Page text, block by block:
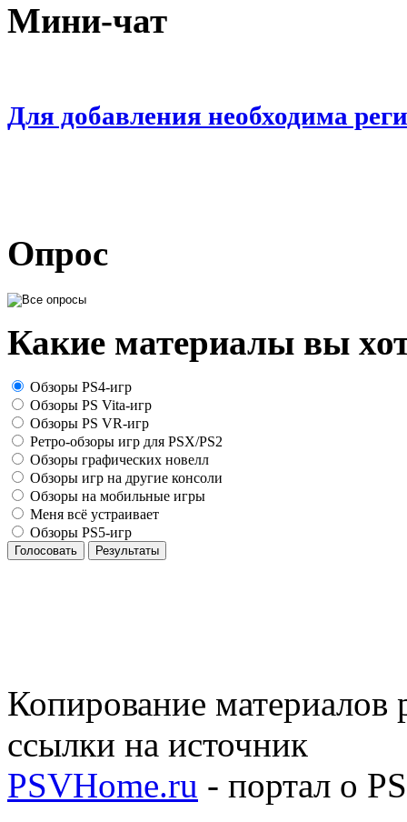
Мини-чат
Для добавления необходима
Опрос
Какие материалы вы
Обзоры PS4-игр
Обзоры PS Vita-игр
Обзоры PS VR-игр
Ретро-обзоры игр для PSX/PS2
Обзоры графических новелл
Обзоры игр на другие консоли
Обзоры на мобильные игры
Меня всё устраивает
Обзоры PS5-игр
Голосовать Результаты
Копирование материалов
ссылки на источник
PSVHome.ru - портал о